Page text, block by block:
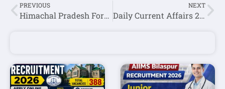
PREVIOUS
Himachal Pradesh Forest Question Answer
NEXT
Daily Current Affairs 26 April 2020(Hindi/English)